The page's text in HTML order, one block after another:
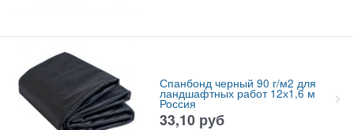
Спанбонд черный 90 г/м2 для
ландшафтных работ 12х1,6 м
Россия
33,10 руб